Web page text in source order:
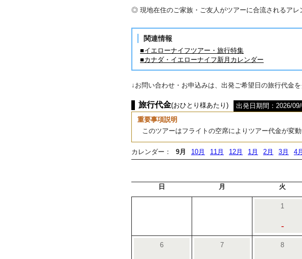
◎ 現地在住のご家族・ご友人がツアーに合流されるアレ
関連情報
■イエローナイフツアー・旅行特集
■カナダ・イエローナイフ新月カレンダー
↓お問い合わせ・お申込みは、出発ご希望日の旅行代金を
旅行代金(おひとり様あたり)
出発日期間：2026/
重要事項説明
このツアーはフライトの空席によりツアー代金が変
カレンダー： 9月 10月 11月 12月 1月 2月 3月 4月
日 月 火
1
-
6 7 8